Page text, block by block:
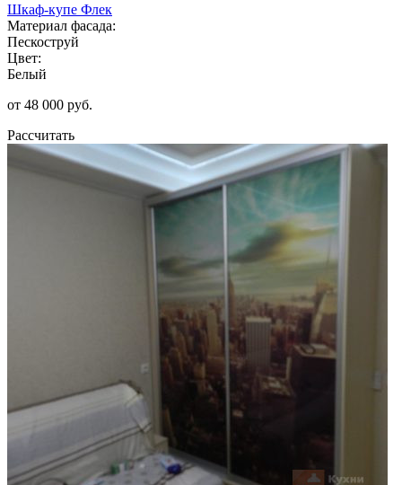
Шкаф-купе Флек
Материал фасада:
Пескоструй
Цвет:
Белый
от 48 000 руб.
Рассчитать